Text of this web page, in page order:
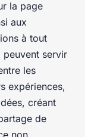
la page
aux
à tout
peuvent servir
les
expériences,
créant
de
non